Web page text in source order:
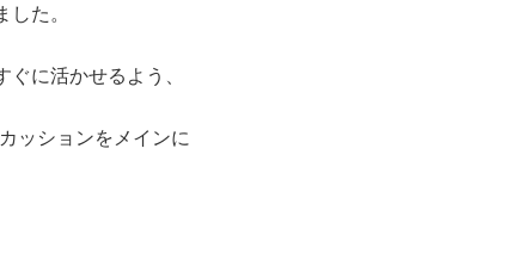
た。
に活かせるよう、
ッションをメインに